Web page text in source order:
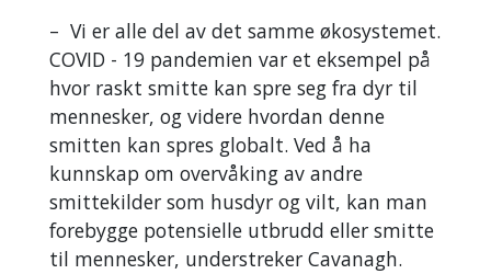
– Vi er alle del av det samme økosystemet.
COVID - 19 pandemien var et eksempel på
hvor raskt smitte kan spre seg fra dyr til
mennesker, og videre hvordan denne
smitten kan spres globalt. Ved å ha
kunnskap om overvåking av andre
smittekilder som husdyr og vilt, kan man
forebygge potensielle utbrudd eller smitte
til mennesker, understreker Cavanagh.